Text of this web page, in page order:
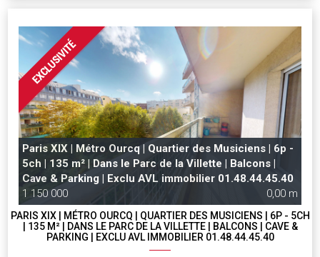
Paris XIX | Métro Ourcq | Quartier des Musiciens | 6p -
5ch | 135 m² | Dans le Parc de la Villette | Balcons |
Cave & Parking | Exclu AVL immobilier 01.48.44.45.40
1 150 000
0,00 m
PARIS XIX | MÉTRO OURCQ | QUARTIER DES MUSICIENS | 6P - 5CH
| 135 M² | DANS LE PARC DE LA VILLETTE | BALCONS | CAVE &
PARKING | EXCLU AVL IMMOBILIER 01.48.44.45.40